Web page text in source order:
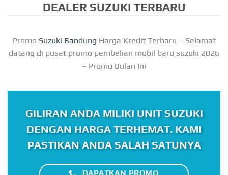
DEALER SUZUKI TERBARU
Promo Suzuki Bandung Harga Kredit Terbaru – Selamat
datang di pusat promo pembelian mobil baru suzuki 2026
– Promo Bulan Ini
GILIRAN ANDA MILIKI UNIT SUZUKI
DENGAN HARGA TERHEMAT. KAMI
PASTIKAN ANDA SALAH SATUNYA
DAPATKAN PROMO